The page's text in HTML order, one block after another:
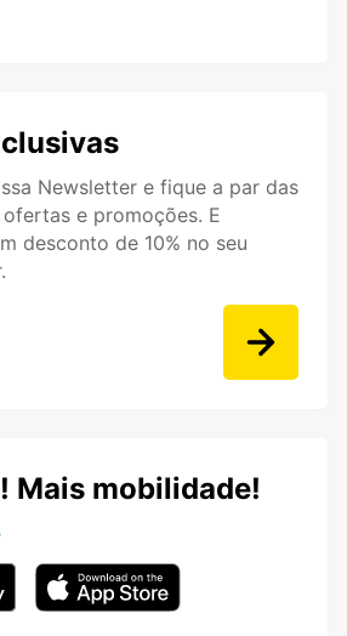
Newsletter e fique a par das
e promoções. E
desconto de 10% no seu
Mais mobilidade!